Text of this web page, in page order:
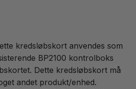
kredsløbskort anvendes som
BP2100 kontrolboks
Dette kredsløbskort må
andet produkt/enhed.